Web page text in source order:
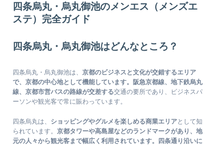
四条烏丸・烏丸御池のメンエス（メンズエ
ステ）完全ガイド
四条烏丸・烏丸御池はどんなところ？
四条烏丸・烏丸御池は、京都のビジネスと文化が交錯するエリア
で、京都の中心地として機能しています。阪急京都線、地下鉄烏丸
線、京都市営バスの路線が交差する交通の要所であり、ビジネスパ
ーソンや観光客で常に賑わっています。
四条烏丸は、 ショッピングやグルメを楽しめる商業エリアとして知
られています。京都タワーや高島屋などのランドマークがあり、地
元の人々から観光客まで幅広く利用されています。四条通り沿いに